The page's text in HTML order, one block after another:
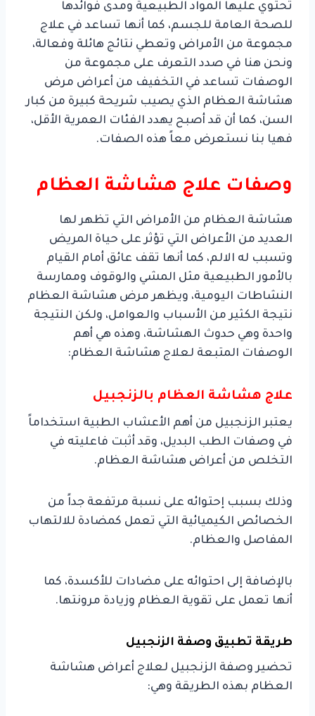
تحتوي عليها المواد الطبيعية ومدى فوائدها
للصحة العامة للجسم، كما أنها تساعد في علاج
مجموعة من الأمراض وتعطي نتائج هائلة وفعالة،
ونحن هنا في صدد التعرف على مجموعة من
الوصفات تساعد في التخفيف من أعراض مرض
هشاشة العظام الذي يصيب شريحة كبيرة من كبار
السن، كما أن قد أصبح يهدد الفئات العمرية الأقل،
فهيا بنا نستعرض معاً هذه الصفات.
وصفات علاج هشاشة العظام
هشاشة العظام من الأمراض التي تظهر لها
العديد من الأعراض التي تؤثر على حياة المريض
وتسبب له الالم، كما أنها تقف عائق أمام القيام
بالأمور الطبيعية مثل المشي والوقوف وممارسة
النشاطات اليومية، ويظهر مرض هشاشة العظام
نتيجة الكثير من الأسباب والعوامل، ولكن النتيجة
واحدة وهي حدوث الهشاشة، وهذه هي أهم
الوصفات المتبعة لعلاج هشاشة العظام:
علاج هشاشة العظام بالزنجبيل
يعتبر الزنجبيل من أهم الأعشاب الطبية استخداماً
في وصفات الطب البديل، وقد أثبت فاعليته في
التخلص من أعراض هشاشة العظام.
وذلك بسبب إحتوائه على نسبة مرتفعة جداً من
الخصائص الكيميائية التي تعمل كمضادة للالتهاب
المفاصل والعظام.
بالإضافة إلى احتوائه على مضادات للأكسدة، كما
أنها تعمل على تقوية العظام وزيادة مرونتها.
طريقة تطبيق وصفة الزنجبيل
تحضير وصفة الزنجبيل لعلاج أعراض هشاشة
العظام بهذه الطريقة وهي: